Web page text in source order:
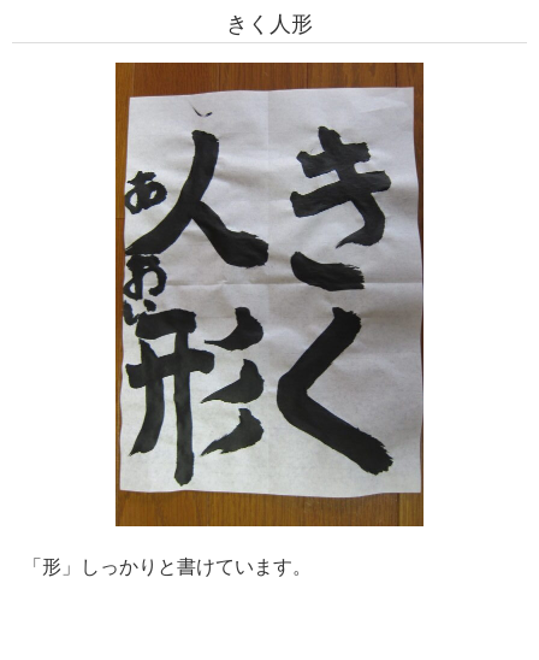
きく人形
「形」しっかりと書けています。